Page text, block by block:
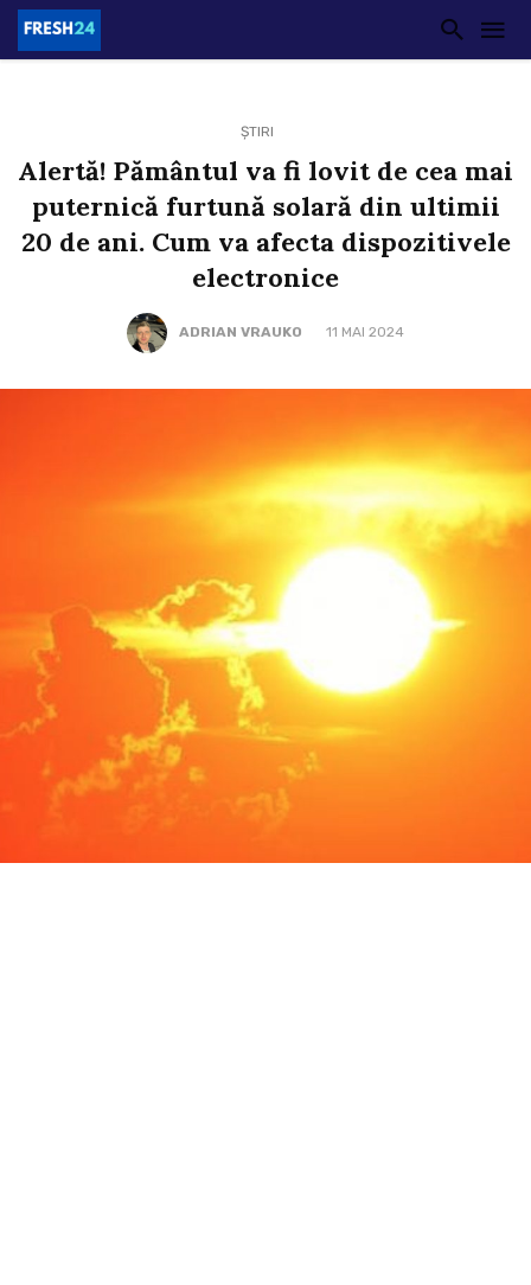
ȘTIRI
Alertă! Pământul va fi lovit de cea mai
puternică furtună solară din ultimii
20 de ani. Cum va afecta dispozitivele
electronice
ADRIAN VRAUKO 11 MAI 2024